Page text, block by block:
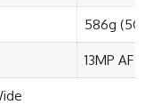
586g (5G)
13MP AF